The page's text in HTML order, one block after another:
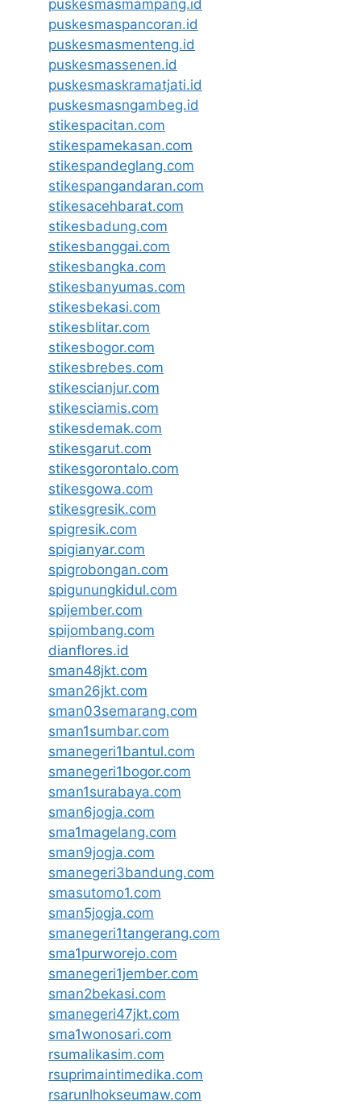
puskesmasmampang.id
puskesmaspancoran.id
puskesmasmenteng.id
puskesmassenen.id
puskesmaskramatjati.id
puskesmasngambeg.id
stikespacitan.com
stikespamekasan.com
stikespandeglang.com
stikespangandaran.com
stikesacehbarat.com
stikesbadung.com
stikesbanggai.com
stikesbangka.com
stikesbanyumas.com
stikesbekasi.com
stikesblitar.com
stikesbogor.com
stikesbrebes.com
stikescianjur.com
stikesciamis.com
stikesdemak.com
stikesgarut.com
stikesgorontalo.com
stikesgowa.com
stikesgresik.com
spigresik.com
spigianyar.com
spigrobongan.com
spigunungkidul.com
spijember.com
spijombang.com
dianflores.id
sman48jkt.com
sman26jkt.com
sman03semarang.com
sman1sumbar.com
smanegeri1bantul.com
smanegeri1bogor.com
sman1surabaya.com
sman6jogja.com
sma1magelang.com
sman9jogja.com
smanegeri3bandung.com
smasutomo1.com
sman5jogja.com
smanegeri1tangerang.com
sma1purworejo.com
smanegeri1jember.com
sman2bekasi.com
smanegeri47jkt.com
sma1wonosari.com
rsumalikasim.com
rsuprimaintimedika.com
rsarunlhokseumaw.com